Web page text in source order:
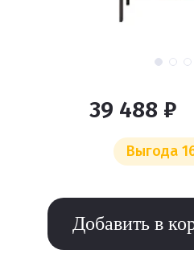
39 488 ₽
Выгода
Добавить в